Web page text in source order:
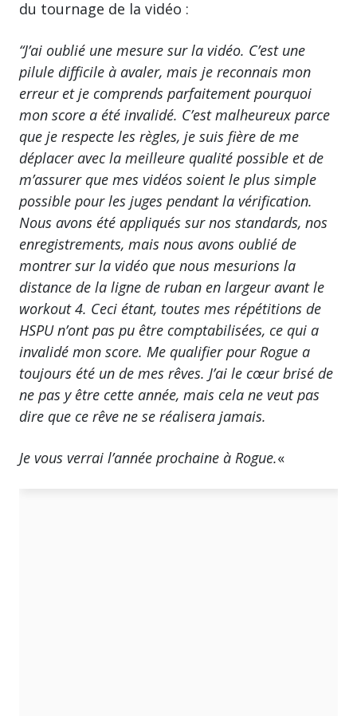
du tournage de la vidéo :
“J’ai oublié une mesure sur la vidéo. C’est une
pilule difficile à avaler, mais je reconnais mon
erreur et je comprends parfaitement pourquoi
mon score a été invalidé. C’est malheureux parce
que je respecte les règles, je suis fière de me
déplacer avec la meilleure qualité possible et de
m’assurer que mes vidéos soient le plus simple
possible pour les juges pendant la vérification.
Nous avons été appliqués sur nos standards, nos
enregistrements, mais nous avons oublié de
montrer sur la vidéo que nous mesurions la
distance de la ligne de ruban en largeur avant le
workout 4. Ceci étant, toutes mes répétitions de
HSPU n’ont pas pu être comptabilisées, ce qui a
invalidé mon score. Me qualifier pour Rogue a
toujours été un de mes rêves. J’ai le cœur brisé de
ne pas y être cette année, mais cela ne veut pas
dire que ce rêve ne se réalisera jamais.
Je vous verrai l’année prochaine à Rogue.«